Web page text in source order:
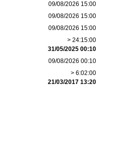
09/08/2026 15:00
09/08/2026 15:00
09/08/2026 15:00
> 24:15:00
31/05/2025 00:10
09/08/2026 00:10
> 6:02:00
21/03/2017 13:20